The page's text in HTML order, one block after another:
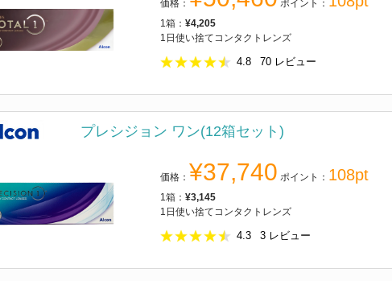
価格： ポイント：
1箱： ¥4,205
1日使い捨てコンタクトレンズ
4.8 70 レビュー
プレシジョン ワン(12箱セット)
価格： ¥37,740 ポイント： 108pt
1箱： ¥3,145
1日使い捨てコンタクトレンズ
4.3 3 レビュー